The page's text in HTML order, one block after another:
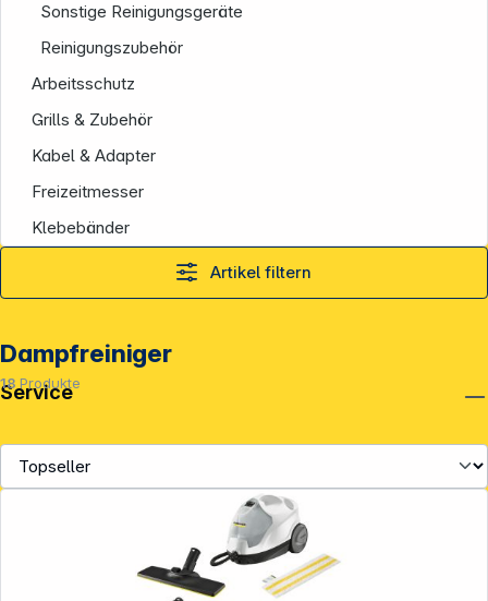
Sonstige Reinigungsgeräte
Reinigungszubehör
Arbeitsschutz
Grills & Zubehör
Kabel & Adapter
Freizeitmesser
Klebebänder
Artikel filtern
Dampfreiniger
18 Produkte
Service